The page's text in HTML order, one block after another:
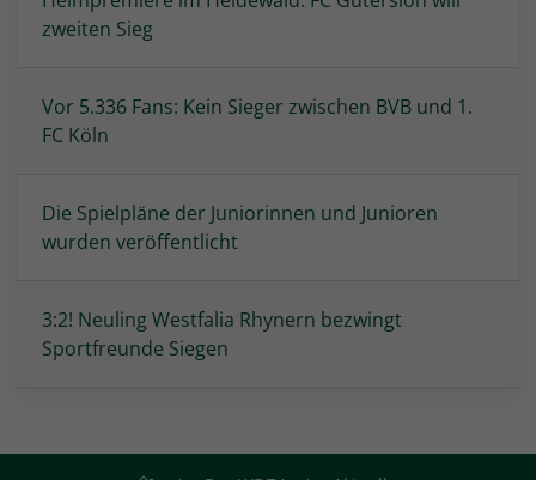
zweiten Sieg
Vor 5.336 Fans: Kein Sieger zwischen BVB und 1.
FC Köln
Die Spielpläne der Juniorinnen und Junioren
wurden veröffentlicht
3:2! Neuling Westfalia Rhynern bezwingt
Sportfreunde Siegen